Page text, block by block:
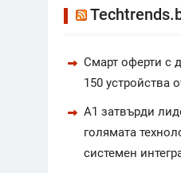
Смарт оферти с
150 устройства
А1 затвърди
голямата
системен